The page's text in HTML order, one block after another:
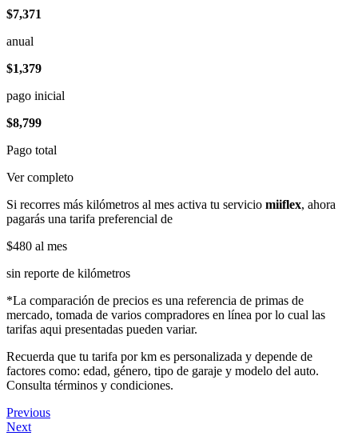
$7,371
anual
$1,379
pago inicial
$8,799
Pago total
Ver completo
Si recorres más kilómetros al mes activa tu servicio miiflex, ahora
pagarás una tarifa preferencial de
$480 al mes
sin reporte de kilómetros
*La comparación de precios es una referencia de primas de
mercado, tomada de varios compradores en línea por lo cual las
tarifas aqui presentadas pueden variar.
Recuerda que tu tarifa por km es personalizada y depende de
factores como: edad, género, tipo de garaje y modelo del auto.
Consulta términos y condiciones.
Previous
Next